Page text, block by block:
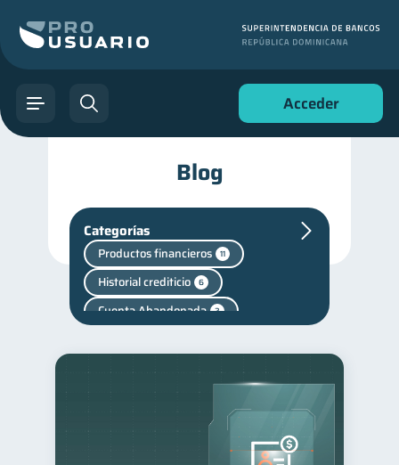
Acceder
Blog
Categorías
Productos financieros 11
Historial crediticio 6
Cuenta Abandonada 2
30